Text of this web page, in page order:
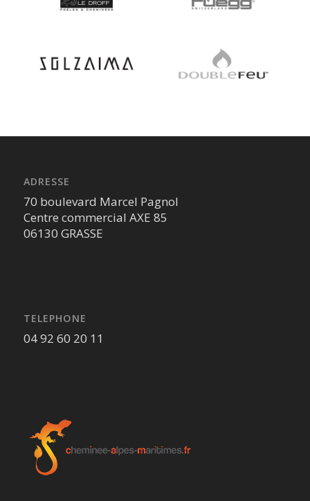
ADRESSE
70 boulevard Marcel Pagnol
Centre commercial AXE 85
06130 GRASSE
TELEPHONE
04 92 60 20 11